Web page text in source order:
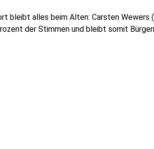
bleibt alles beim Alten: Carsten Wewers
der Stimmen und bleibt somit